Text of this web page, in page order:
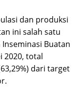
dan produksi
ini salah satu
Buatan
2020, total
dari target